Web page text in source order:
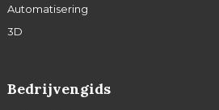
Automatisering
3D
Bedrijvengids